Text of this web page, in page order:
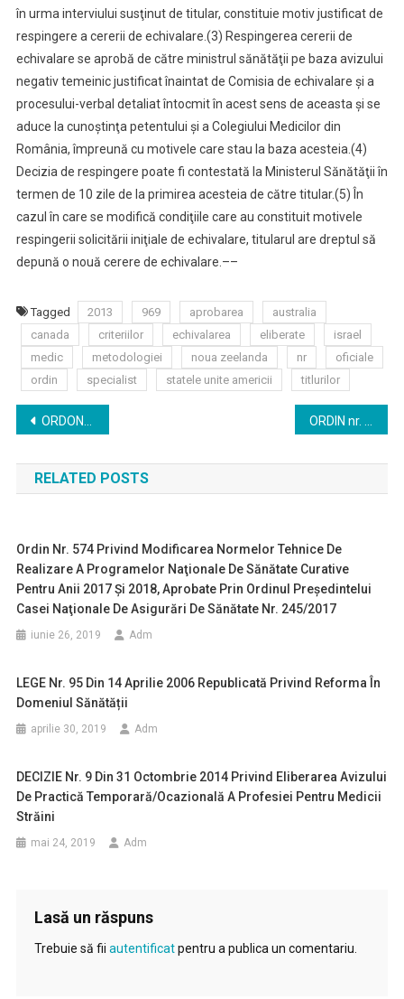
în urma interviului susţinut de titular, constituie motiv justificat de
respingere a cererii de echivalare. (3) Respingerea cererii de
echivalare se aprobă de către ministrul sănătăţii pe baza avizului
negativ temeinic justificat înaintat de Comisia de echivalare şi a
procesului-verbal detaliat întocmit în acest sens de aceasta şi se
aduce la cunoştinţa petentului şi a Colegiului Medicilor din
România, împreună cu motivele care stau la baza acesteia. (4)
Decizia de respingere poate fi contestată la Ministerul Sănătăţii în
termen de 10 zile de la primirea acesteia de către titular.(5) În
cazul în care se modifică condiţiile care au constituit motivele
respingerii solicitării iniţiale de echivalare, titularul are dreptul să
depună o nouă cerere de echivalare. ––
Tagged 2013 969 aprobarea
australia
canada
criteriilor echivalarea eliberate
israel
medic
metodologiei noua zeelanda nr
oficiale
ordin
specialist statele unite americii titlurilor
Navigare
în
articole
ORDONANŢĂ DE URGENŢĂ nr. 80 din 4 decembrie 2012 privind echivalarea titlurilor de medic specialist eliberate de Australia, Canada, Israel, Noua Zeelandă şi Statele Unite ale Americii
RELATED POSTS
Ordin Nr. 574 Privind Modificarea Normelor Tehnice De
Realizare A Programelor Naţionale De Sănătate Curative
Pentru Anii 2017 Şi 2018, Aprobate Prin Ordinul Preşedintelui
Casei Naţionale De Asigurări De Sănătate Nr. 245/2017
iunie 26, 2019 Adm
LEGE Nr. 95 Din 14 Aprilie 2006 Republicată Privind Reforma În
Domeniul Sănătății
aprilie 30, 2019 Adm
DECIZIE Nr. 9 Din 31 Octombrie 2014 Privind Eliberarea Avizului
De Practică Temporară/ocazională A Profesiei Pentru Medicii
Străini
mai 24, 2019 Adm
Lasă un răspuns
Trebuie să fii autentificatpentru a publica un comentariu.